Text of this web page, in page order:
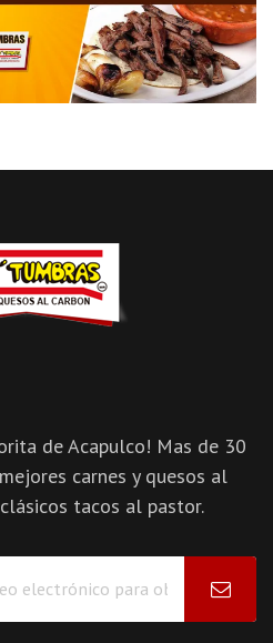
de Acapulco! Mas de 30
carnes y quesos al
tacos al pastor.